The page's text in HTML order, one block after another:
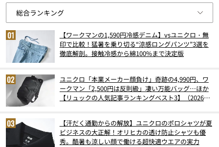
【ワークマンの1,590円冷感デニム】vsユニクロ・無
印で比較！猛暑を乗り切る“涼感ロングパンツ”3選を
徹底解剖。接触冷感から綿100%まで決定版
ユニクロ「本業メーカー顔負け」奇跡の4,990円、ワ
ークマン「2,500円は反則級」凄い万能バッグ…ほか
【リュックの人気記事ランキングベスト3】（2026年
【汗だく通勤からの解放】ユニクロのポロシャツが夏
ビジネスの大正解！オリヒカの透け防止シャツも優
秀。酷暑も涼しい顔で働ける超快適ウエアの実力